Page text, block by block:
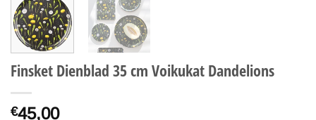
Finsket Dienblad 35 cm Voikukat Dandelions
€45,00